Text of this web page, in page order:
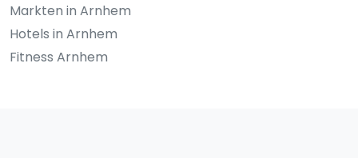
Markten in Arnhem
Hotels in Arnhem
Fitness Arnhem